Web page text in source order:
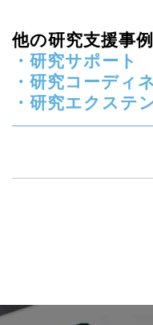
他の研究支援事
・研究サポート
・研究コーディ
・研究エクステ